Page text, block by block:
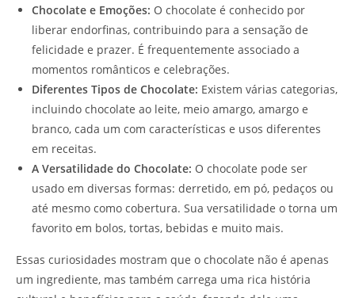
Chocolate e Emoções: O chocolate é conhecido por
liberar endorfinas, contribuindo para a sensação de
felicidade e prazer. É frequentemente associado a
momentos românticos e celebrações.
Diferentes Tipos de Chocolate: Existem várias categorias,
incluindo chocolate ao leite, meio amargo, amargo e
branco, cada um com características e usos diferentes
em receitas.
A Versatilidade do Chocolate: O chocolate pode ser
usado em diversas formas: derretido, em pó, pedaços ou
até mesmo como cobertura. Sua versatilidade o torna um
favorito em bolos, tortas, bebidas e muito mais.
Essas curiosidades mostram que o chocolate não é apenas
um ingrediente, mas também carrega uma rica história